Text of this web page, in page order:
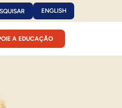
ENGLISH
A EDUCAÇÃO